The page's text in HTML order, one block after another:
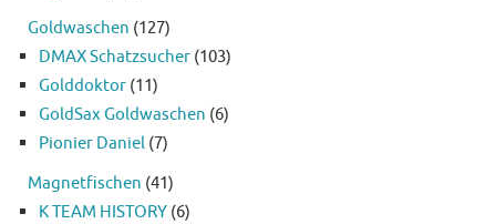
Goldwaschen (127)
DMAX Schatzsucher (103)
Golddoktor (11)
GoldSax Goldwaschen (6)
Pionier Daniel (7)
Magnetfischen (41)
K TEAM HISTORY (6)